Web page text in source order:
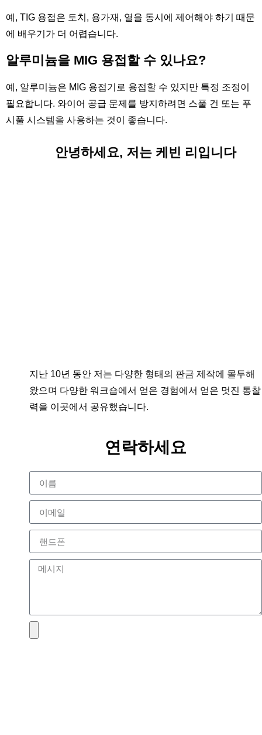
예, TIG 용접은 토치, 용가재, 열을 동시에 제어해야 하기 때문
에 배우기가 더 어렵습니다.
알루미늄을 MIG 용접할 수 있나요?
예, 알루미늄은 MIG 용접기로 용접할 수 있지만 특정 조정이
필요합니다. 와이어 공급 문제를 방지하려면 스풀 건 또는 푸
시풀 시스템을 사용하는 것이 좋습니다.
안녕하세요, 저는 케빈 리입니다
지난 10년 동안 저는 다양한 형태의 판금 제작에 몰두해
왔으며 다양한 워크숍에서 얻은 경험에서 얻은 멋진 통찰
력을 이곳에서 공유했습니다.
연락하세요